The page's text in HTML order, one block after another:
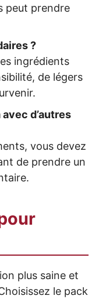
peut prendre
?
ingrédients
de légers
d’autres
vous devez
de prendre un
plus saine et
le pack